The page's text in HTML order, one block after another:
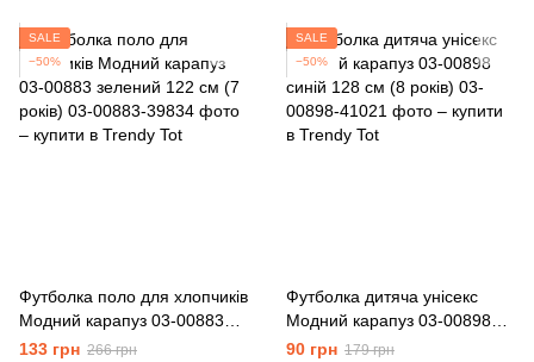
SALE
−50%
Футболка поло для хлопчиків
Модний карапуз 03-00883
зелений 122 см (7 років)
133 грн 266 грн
SALE
−50%
Футболка дитяча унісекс
Модний карапуз 03-00898
синій 128 см (8 років)
90 грн 179 грн